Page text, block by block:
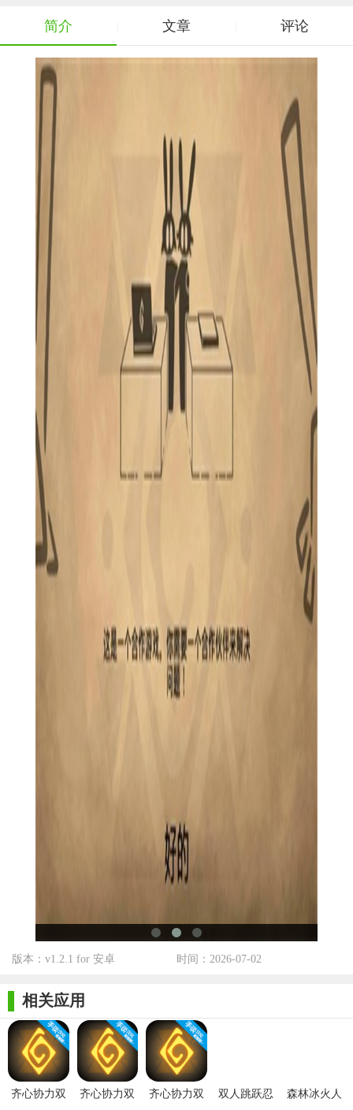
【齐心协力：双人合作冒险手游过程】
1. 创建角色：玩家首先需要创建自己的角色，并选择合适的
2. 进入游戏：玩家可以选择单人模式或多人模式，与队友一
3. 探索与战斗：在游戏中，玩家需要与队友一起探索地图、
4. 升级与装备：通过战斗和完成任务，玩家可以获得经验值
和装备，提升角色能力。
【齐心协力：双人合作冒险手游攻略】
1. 密切配合：在游戏中，与队友的配合至关重要，需要时刻
保持沟通，共同应对敌人的攻击。
2. 合理分配任务：根据各自的角色特点，合理分配任务和目
标，提高效率。
3. 利用环境：游戏中有很多可以利用的环境元素来击败敌人
或解开谜题，注意观察和利用。
4. 团队合作：在面对强大敌人或BOSS时，团队合作是胜利的
【齐心协力：双人合作冒险手游测评】
《齐心协力》以其精美的画面、紧张刺激的战斗和丰富的剧
情故事赢得了众多玩家的喜爱。游戏的双人合作模式不仅考验了
简介 文章 评论
版本：v1.2.1 for 安卓 时间：2026-07-02
相关应用
齐心协力双
齐心协力双
齐心协力双
双人跳跃忍
森林冰火人